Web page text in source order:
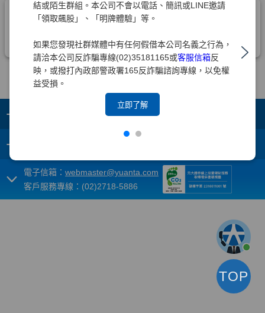
結或陌生群組。本公司不會以電話、簡訊或LINE邀請
「領取飆股」、「明牌體驗」等。
如果您發現社群媒體中有任何假借本公司名義之行為，
請洽本公司反詐騙專線(02)35181165或客服信箱反
映，或撥打內政部警政署165反詐騙諮詢專線，以免權
益受損。
立即了解
+
+
電子信箱： webmaster@yuanta.com
客戶服務專線：(02)2718-5886
TOP